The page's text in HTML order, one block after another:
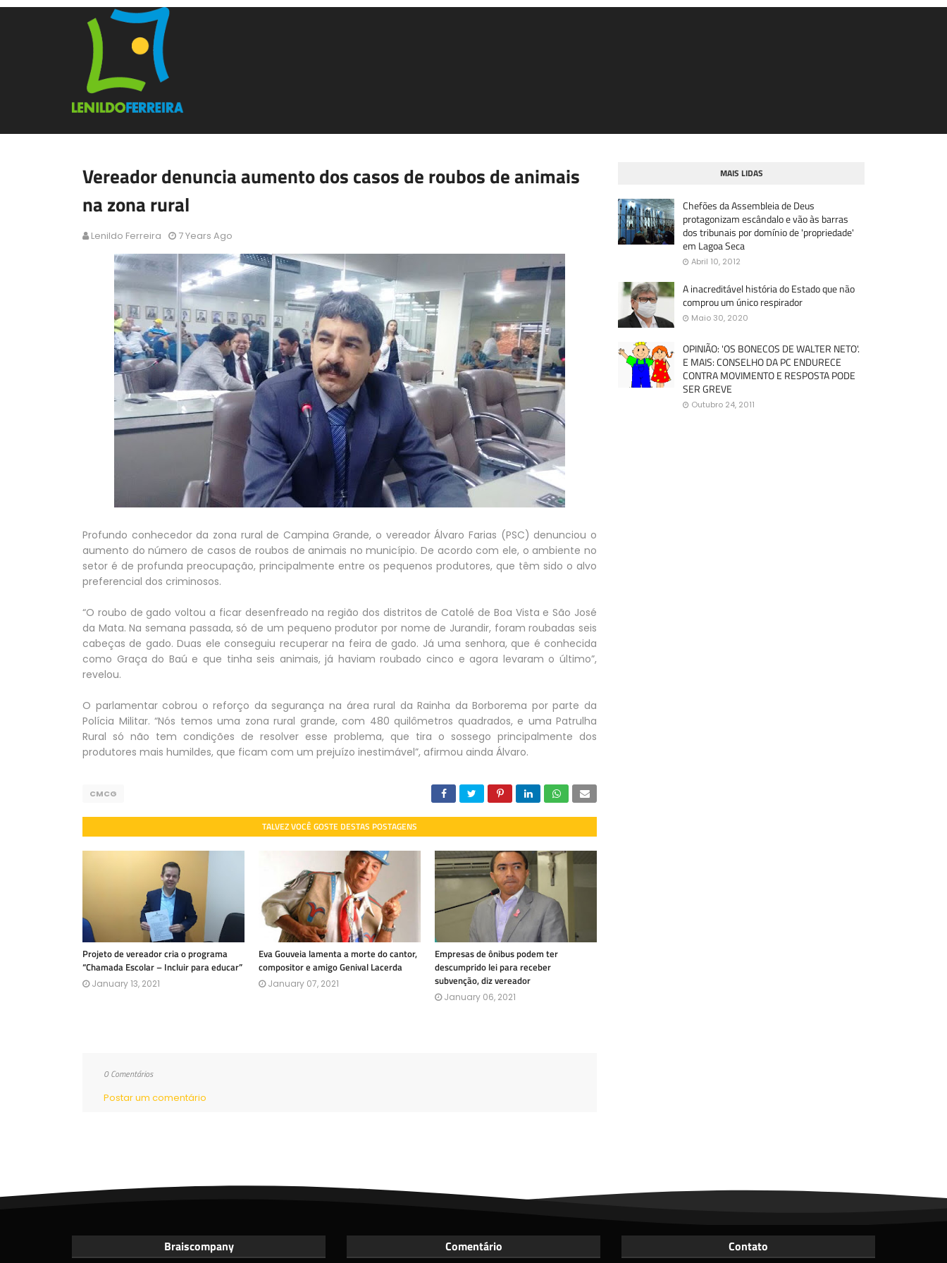
Vereador denuncia aumento dos casos de roubos de animais
na zona rural
Lenildo Ferreira 7 Years Ago
Profundo conhecedor da zona rural de Campina Grande, o vereador Álvaro Farias (PSC) denunciou o
aumento do número de casos de roubos de animais no município. De acordo com ele, o ambiente no
setor é de profunda preocupação, principalmente entre os pequenos produtores, que têm sido o alvo
preferencial dos criminosos.
“O roubo de gado voltou a ficar desenfreado na região dos distritos de Catolé de Boa Vista e São José
da Mata. Na semana passada, só de um pequeno produtor por nome de Jurandir, foram roubadas seis
cabeças de gado. Duas ele conseguiu recuperar na feira de gado. Já uma senhora, que é conhecida
como Graça do Baú e que tinha seis animais, já haviam roubado cinco e agora levaram o último”,
revelou.
O parlamentar cobrou o reforço da segurança na área rural da Rainha da Borborema por parte da
Polícia Militar. “Nós temos uma zona rural grande, com 480 quilômetros quadrados, e uma Patrulha
Rural só não tem condições de resolver esse problema, que tira o sossego principalmente dos
produtores mais humildes, que ficam com um prejuízo inestimável”, afirmou ainda Álvaro.
CMCG
TALVEZ VOCÊ GOSTE DESTAS POSTAGENS
Projeto de vereador cria o programa
“Chamada Escolar – Incluir para educar”
January 13, 2021
Eva Gouveia lamenta a morte do cantor,
compositor e amigo Genival Lacerda
January 07, 2021
Empresas de ônibus podem ter
descumprido lei para receber
subvenção, diz vereador
January 06, 2021
0 Comentários
Postar um comentário
MAIS LIDAS
Chefões da Assembleia de Deus
protagonizam escândalo e vão às barras
dos tribunais por domínio de 'propriedade'
em Lagoa Seca
Abril 10, 2012
A inacreditável história do Estado que não
comprou um único respirador
Maio 30, 2020
OPINIÃO: 'OS BONECOS DE WALTER NETO'.
E MAIS: CONSELHO DA PC ENDURECE
CONTRA MOVIMENTO E RESPOSTA PODE
SER GREVE
Outubro 24, 2011
Braiscompany Comentário Contato